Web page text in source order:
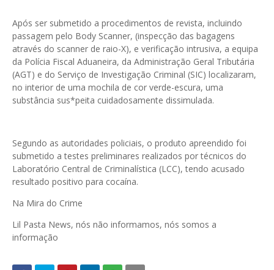
Após ser submetido a procedimentos de revista, incluindo
passagem pelo Body Scanner, (inspecção das bagagens
através do scanner de raio-X), e verificação intrusiva, a equipa
da Polícia Fiscal Aduaneira, da Administração Geral Tributária
(AGT) e do Serviço de Investigação Criminal (SIC) localizaram,
no interior de uma mochila de cor verde-escura, uma
substância sus*peita cuidadosamente dissimulada.
Segundo as autoridades policiais, o produto apreendido foi
submetido a testes preliminares realizados por técnicos do
Laboratório Central de Criminalística (LCC), tendo acusado
resultado positivo para cocaína.
Na Mira do Crime
Lil Pasta News, nós não informamos, nós somos a
informação